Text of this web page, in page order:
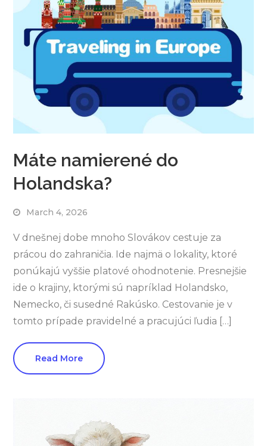
Máte namierené do
Holandska?
March 4, 2026
V dnešnej dobe mnoho Slovákov cestuje za
prácou do zahraničia. Ide najmä o lokality, ktoré
ponúkajú vyššie platové ohodnotenie. Presnejšie
ide o krajiny, ktorými sú napríklad Holandsko,
Nemecko, či susedné Rakúsko. Cestovanie je v
tomto prípade pravidelné a pracujúci ľudia […]
Read More